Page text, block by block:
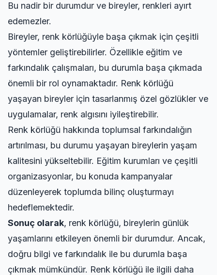
Bu nadir bir durumdur ve bireyler, renkleri ayırt
edemezler.
Bireyler, renk körlüğüyle başa çıkmak için çeşitli
yöntemler geliştirebilirler. Özellikle eğitim ve
farkındalık çalışmaları, bu durumla başa çıkmada
önemli bir rol oynamaktadır. Renk körlüğü
yaşayan bireyler için tasarlanmış özel gözlükler ve
uygulamalar, renk algısını iyileştirebilir.
Renk körlüğü hakkında toplumsal farkındalığın
artırılması, bu durumu yaşayan bireylerin yaşam
kalitesini yükseltebilir. Eğitim kurumları ve çeşitli
organizasyonlar, bu konuda kampanyalar
düzenleyerek toplumda bilinç oluşturmayı
hedeflemektedir.
Sonuç olarak, renk körlüğü, bireylerin günlük
yaşamlarını etkileyen önemli bir durumdur. Ancak,
doğru bilgi ve farkındalık ile bu durumla başa
çıkmak mümkündür. Renk körlüğü ile ilgili daha